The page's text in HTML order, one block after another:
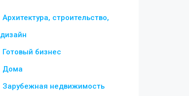
Архитектура, строительство,
дизайн
Готовый бизнес
Дома
Зарубежная недвижимость